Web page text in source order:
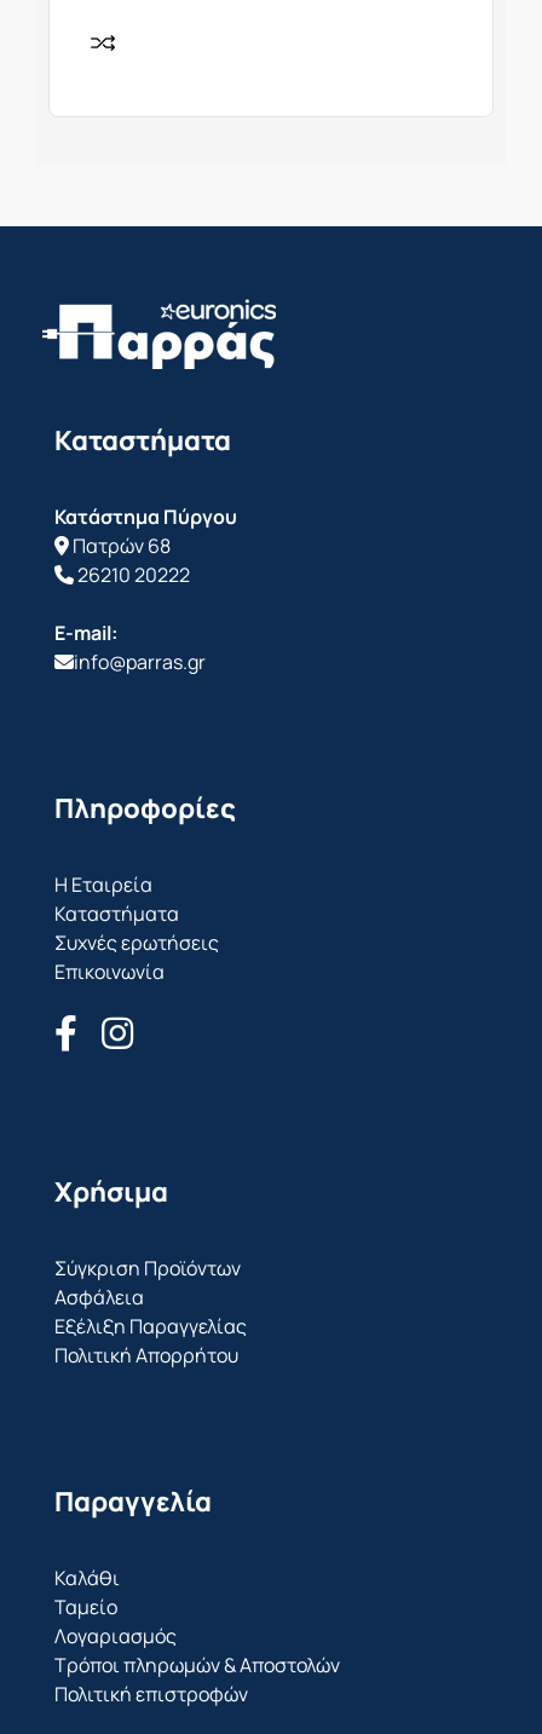
Καταστήματα
Κατάστημα Πύργου
Πατρών 68
26210 20222
E-mail:
info@parras.gr
Πληροφορίες
Η Εταιρεία
Καταστήματα
Συχνές ερωτήσεις
Επικοινωνία
Χρήσιμα
Σύγκριση Προϊόντων
Ασφάλεια
Εξέλιξη Παραγγελίας
Πολιτική Απορρήτου
Παραγγελία
Καλάθι
Ταμείο
Λογαριασμός
Τρόποι πληρωμών & Αποστολών
Πολιτική επιστροφών